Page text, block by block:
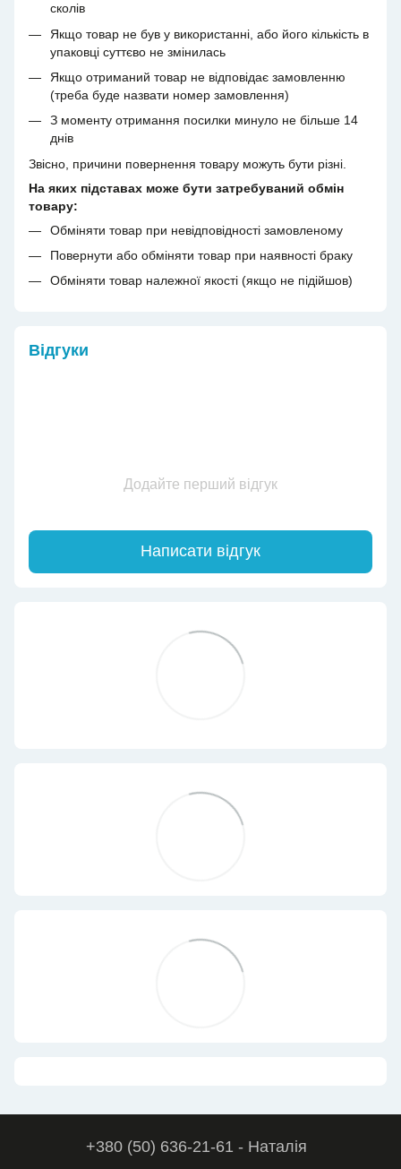
сколів
Якщо товар не був у використанні, або його кількість в
упаковці суттєво не змінилась
Якщо отриманий товар не відповідає замовленню
(треба буде назвати номер замовлення)
З моменту отримання посилки минуло не більше 14
днів
Звісно, причини повернення товару можуть бути різні.
На яких підставах може бути затребуваний обмін
товару:
Обміняти товар при невідповідності замовленому
Повернути або обміняти товар при наявності браку
Обміняти товар належної якості (якщо не підійшов)
Відгуки
Додайте перший відгук
Написати відгук
+380 (50) 636-21-61 - Наталія